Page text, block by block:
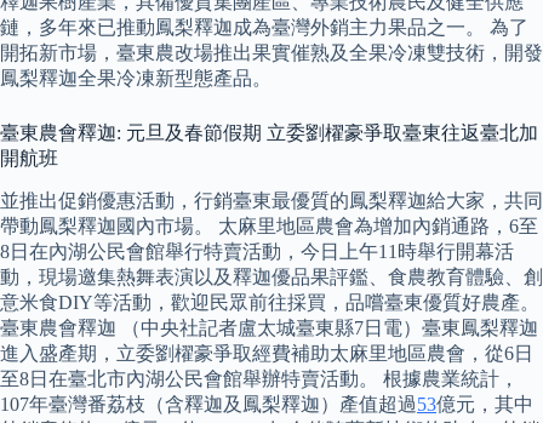
鏈，多年來已推動鳳梨釋迦成為臺灣外銷主力果品之一。 為了
開拓新市場，臺東農改場推出果實催熟及全果冷凍雙技術，開發
鳳梨釋迦全果冷凍新型態產品。
臺東農會釋迦: 元旦及春節假期 立委劉櫂豪爭取臺東往返臺北加
開航班
並推出促銷優惠活動，行銷臺東最優質的鳳梨釋迦給大家，共同
帶動鳳梨釋迦國內市場。 太麻里地區農會為增加內銷通路，6至
8日在內湖公民會館舉行特賣活動，今日上午11時舉行開幕活
動，現場邀集熱舞表演以及釋迦優品果評鑑、食農教育體驗、創
意米食DIY等活動，歡迎民眾前往採買，品嚐臺東優質好農產。
臺東農會釋迦 （中央社記者盧太城臺東縣7日電）臺東鳳梨釋迦
進入盛產期，立委劉櫂豪爭取經費補助太麻里地區農會，從6日
至8日在臺北市內湖公民會館舉辦特賣活動。 根據農業統計，
107年臺灣番荔枝（含釋迦及鳳梨釋迦）產值超過53億元，其中